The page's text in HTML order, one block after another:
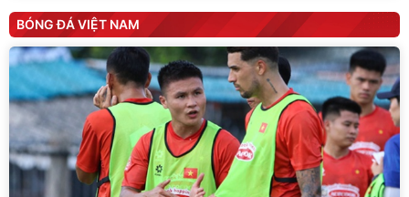
BÓNG ĐÁ VIỆT NAM